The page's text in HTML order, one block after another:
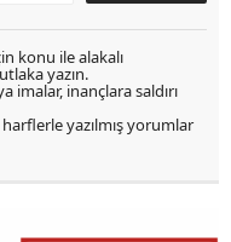
konu ile alakalı
yazın.
imalar, inançlara saldırı
yazılmış yorumlar